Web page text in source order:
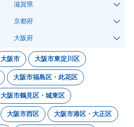
滋賀県
京都府
大阪府
大阪市 大阪市東淀川区
大阪市福島区・此花区
大阪市鶴見区・城東区
大阪市西区 大阪市港区・大正区